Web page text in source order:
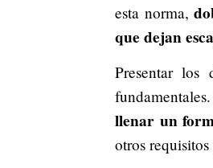
esta norma,
que dejan
Presentar los
llenar un
otros